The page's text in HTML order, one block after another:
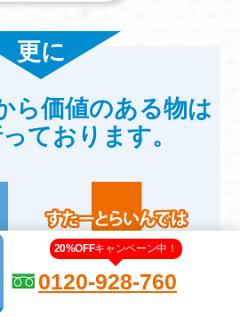
更に
ら価値のある物は
ております。
20%OFFキャンペーン中！
0120-928-760